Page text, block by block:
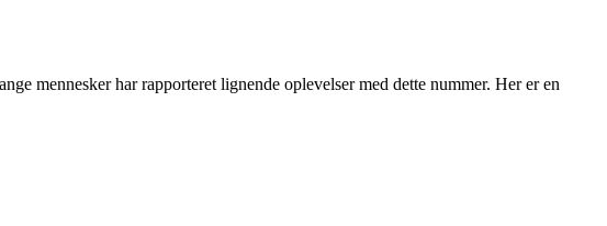
mennesker har rapporteret lignende oplevelser med dette nummer. Her er en